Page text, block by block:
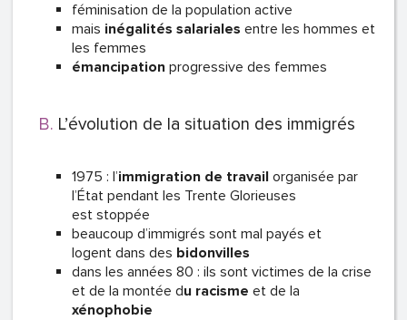
féminisation de la population active
mais inégalités salariales entre les hommes et
les femmes
émancipation progressive des femmes
L’évolution de la situation des immigrés
1975 : l’immigration de travail organisée par
l’État pendant les Trente Glorieuses
est stoppée
beaucoup d’immigrés sont mal payés et
logent dans des bidonvilles
dans les années 80 : ils sont victimes de la crise
et de la montée du racisme et de la
xénophobie